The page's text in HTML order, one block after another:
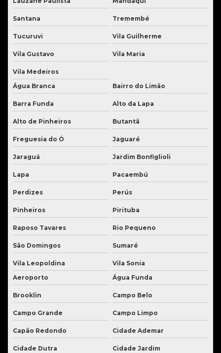
Santana Tremembé
Tucuruvi Vila Guilherme
Vila Gustavo Vila Maria
Vila Medeiros
Água Branca
Bairro do Limão
Barra Funda Alto da Lapa
Alto de Pinheiros Butantã
Freguesia do Ó Jaguaré
Jaraguá Jardim Bonfiglioli
Lapa Pacaembú
Perdizes Perús
Pinheiros Pirituba
Raposo Tavares Rio Pequeno
São Domingos Sumaré
Vila Leopoldina
Vila Sonia
Aeroporto
Água Funda
Brooklin Campo Belo
Campo Grande Campo Limpo
Capão Redondo Cidade Ademar
Cidade Dutra Cidade Jardim